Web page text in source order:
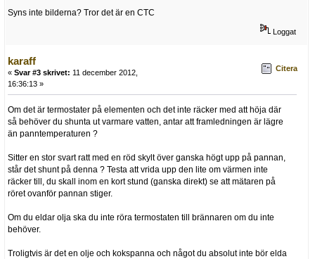
Syns inte bilderna? Tror det är en CTC
Loggat
karaff
« Svar #3 skrivet: 11 december 2012,
16:36:13 »
Citera
Om det är termostater på elementen och det inte räcker med att höja där
så behöver du shunta ut varmare vatten, antar att framledningen är lägre
än panntemperaturen ?
Sitter en stor svart ratt med en röd skylt över ganska högt upp på pannan,
står det shunt på denna ? Testa att vrida upp den lite om värmen inte
räcker till, du skall inom en kort stund (ganska direkt) se att mätaren på
röret ovanför pannan stiger.
Om du eldar olja ska du inte röra termostaten till brännaren om du inte
behöver.
Troligtvis är det en olje och kokspanna och något du absolut inte bör elda